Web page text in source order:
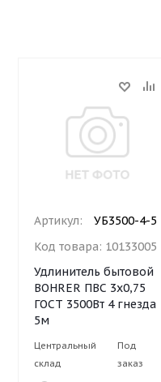
Артикул:
УБ3500-4-5
Код товара: 10133005
Удлинитель бытовой
BOHRER ПВС 3х0,75
ГОСТ 3500Вт 4 гнезда
5м
Центральный
склад
Под
заказ